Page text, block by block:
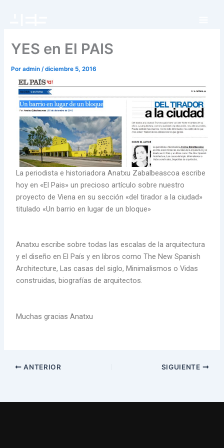
YES en El PAIS
Poradmin/diciembre 5, 2016
La periodista e historiadora Anatxu Zabalbeascoa escribe
hoy en «El Pais» un precioso artículo sobre nuestro
proyecto de Viena en su sección «del tirador a la ciudad»
titulado «Un barrio en lugar de un bloque»
Anatxu escribe sobre todas las escalas de la arquitectura
y el diseño en El País y en libros como The New Spanish
Architecture, Las casas del siglo, Minimalismos o Vidas
construidas, biografías de arquitectos.
Muchas gracias Anatxu
ANTERIOR SIGUIENTE